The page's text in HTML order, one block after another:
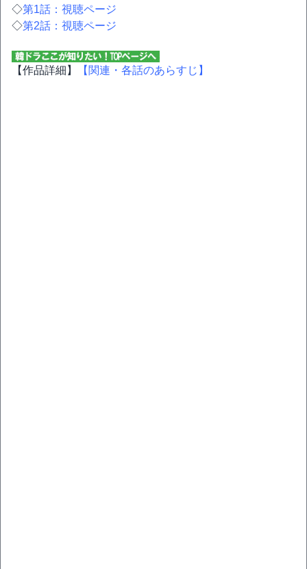
◇第1話：視聴ページ
◇第2話：視聴ページ
【作品詳細】 【関連・各話のあらすじ】